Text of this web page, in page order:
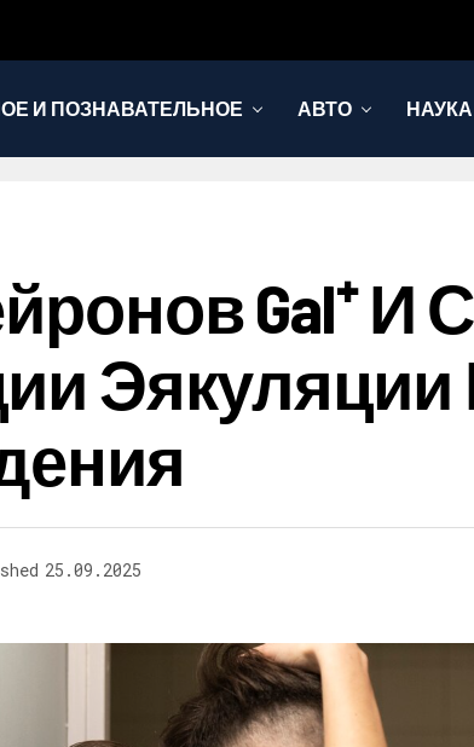
И ПОЗНАВАТЕЛЬНОЕ АВТО
Gal⁺ И
Эякуляции
25.09.2025